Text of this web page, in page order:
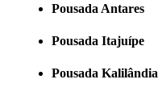
Pousada Antares
Pousada Itajuípe
Pousada Kalilândia